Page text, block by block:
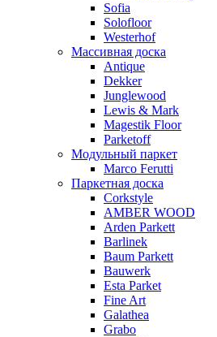
Sofia
Solofloor
Westerhof
Массивная доска
Antique
Dekker
Junglewood
Lewis & Mark
Magestik Floor
Parketoff
Модульный паркет
Marco Ferutti
Паркетная доска
Corkstyle
AMBER WOOD
Arden Parkett
Barlinek
Baum Parkett
Bauwerk
Esta Parket
Fine Art
Galathea
Grabo